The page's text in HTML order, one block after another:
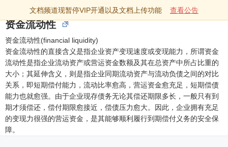
文档频道现暂停VIP开通以及文档上传功能 查看公告
资金流动性
资金流动性(financial liquidity)
资金流动性的直接含义是指企业资产变现速度或变现能力，所谓资金
流动性是指企业流动资产或营运资金数额及其在总资产中所占比重的
大小；其延伸含义，则是指企业同期流动资产与流动负债之间的对比
关系，即短期偿付能力，流动比率愈高，营运资金愈充足，短期偿债
能力也就愈强。由于企业现存债务无论其偿还期限多长，一般只有到
期才须偿还，偿付期限愈接近，偿债压力愈大。因此，企业拥有充足
的变现力很强的营运资金，是其能够顺利履行到期偿付义务的安全保
障。